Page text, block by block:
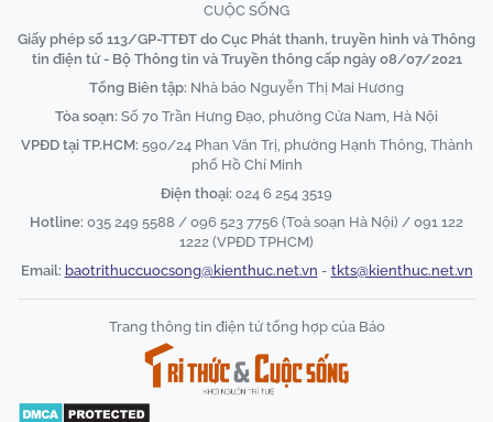
CUỘC SỐNG
Giấy phép số 113/GP-TTĐT do Cục Phát thanh, truyền hình và Thông
tin điện tử - Bộ Thông tin và Truyền thông cấp ngày 08/07/2021
Tổng Biên tập: Nhà báo Nguyễn Thị Mai Hương
Tòa soạn: Số 70 Trần Hưng Đạo, phường Cửa Nam, Hà Nội
VPĐD tại TP.HCM: 590/24 Phan Văn Trị, phường Hạnh Thông, Thành
phố Hồ Chí Minh
Điện thoại: 024 6 254 3519
Hotline: 035 249 5588 / 096 523 7756 (Toà soạn Hà Nội) / 091 122
1222 (VPĐD TPHCM)
Email: baotrithuccuocsong@kienthuc.net.vn - tkts@kienthuc.net.vn
Trang thông tin điện tử tổng hợp của Báo